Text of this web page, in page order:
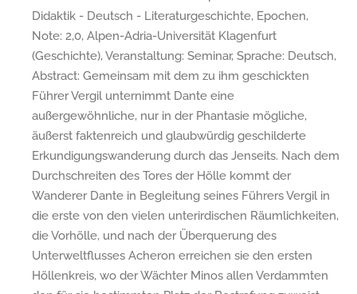
Didaktik - Deutsch - Literaturgeschichte, Epochen,
Note: 2,0, Alpen-Adria-Universität Klagenfurt
(Geschichte), Veranstaltung: Seminar, Sprache: Deutsch,
Abstract: Gemeinsam mit dem zu ihm geschickten
Führer Vergil unternimmt Dante eine
außergewöhnliche, nur in der Phantasie mögliche,
äußerst faktenreich und glaubwürdig geschilderte
Erkundigungswanderung durch das Jenseits. Nach dem
Durchschreiten des Tores der Hölle kommt der
Wanderer Dante in Begleitung seines Führers Vergil in
die erste von den vielen unterirdischen Räumlichkeiten,
die Vorhölle, und nach der Überquerung des
Unterweltflusses Acheron erreichen sie den ersten
Höllenkreis, wo der Wächter Minos allen Verdammten